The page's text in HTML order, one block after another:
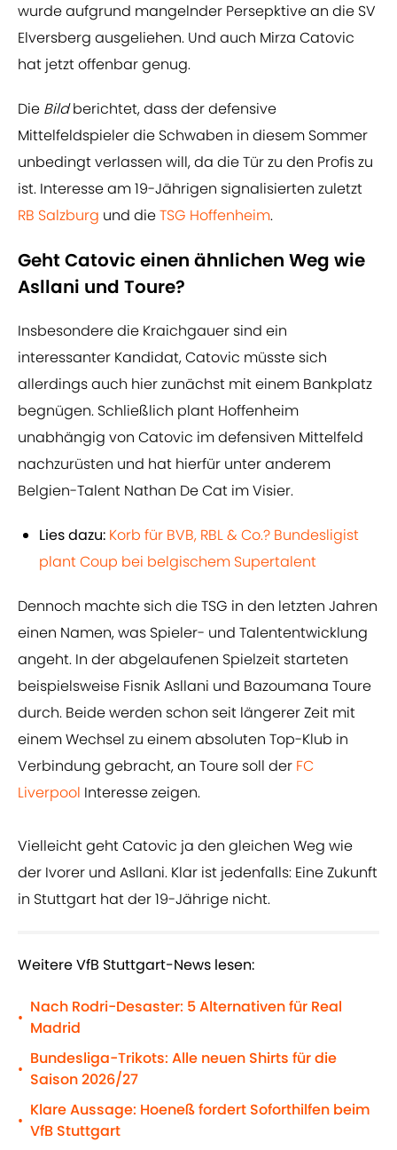
wurde aufgrund mangelnder Persepktive an die SV
Elversberg ausgeliehen. Und auch Mirza Catovic
hat jetzt offenbar genug.
Die Bildberichtet, dass der defensive
Mittelfeldspieler die Schwaben in diesem Sommer
unbedingt verlassen will, da die Tür zu den Profis zu
ist. Interesse am 19-Jährigen signalisierten zuletzt
RB Salzburg und dieTSG Hoffenheim.
Geht Catovic einen ähnlichen Weg wie
Asllani und Toure?
Insbesondere die Kraichgauer sind ein
interessanter Kandidat, Catovic müsste sich
allerdings auch hier zunächst mit einem Bankplatz
begnügen. Schließlich plant Hoffenheim
unabhängig von Catovic im defensiven Mittelfeld
nachzurüsten und hat hierfür unter anderem
Belgien-Talent Nathan De Cat im Visier.
Lies dazu: Korb für BVB, RBL & Co.? Bundesligist
plant Coup bei belgischem Supertalent
Dennoch machte sich die TSG in den letzten Jahren
einen Namen, was Spieler- und Talententwicklung
angeht. In der abgelaufenen Spielzeit starteten
beispielsweise Fisnik Asllani und Bazoumana Toure
durch. Beide werden schon seit längerer Zeit mit
einem Wechsel zu einem absoluten Top-Klub in
Verbindung gebracht, an Toure soll der FC
Liverpool Interesse zeigen.
Vielleicht geht Catovic ja den gleichen Weg wie
der Ivorer und Asllani. Klar ist jedenfalls: Eine Zukunft
in Stuttgart hat der 19-Jährige nicht.
Weitere VfB Stuttgart-News lesen:
•
Nach Rodri-Desaster: 5 Alternativen für Real
Madrid
•
Bundesliga-Trikots: Alle neuen Shirts für die
Saison 2026/27
•
Klare Aussage: Hoeneß fordert Soforthilfen beim
VfB Stuttgart